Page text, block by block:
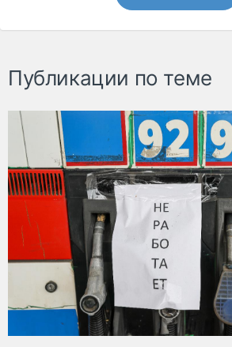
Публикации по теме